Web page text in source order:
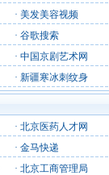
· 美发美容视频
· 谷歌搜索
· 中国京剧艺术网
· 新疆寒冰刺纹身
· 北京医药人才网
· 金马快递
· 北京工商管理局